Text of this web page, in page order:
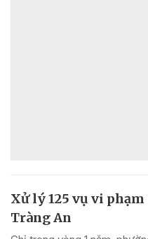
Xử lý 125 vụ vi
Tràng An